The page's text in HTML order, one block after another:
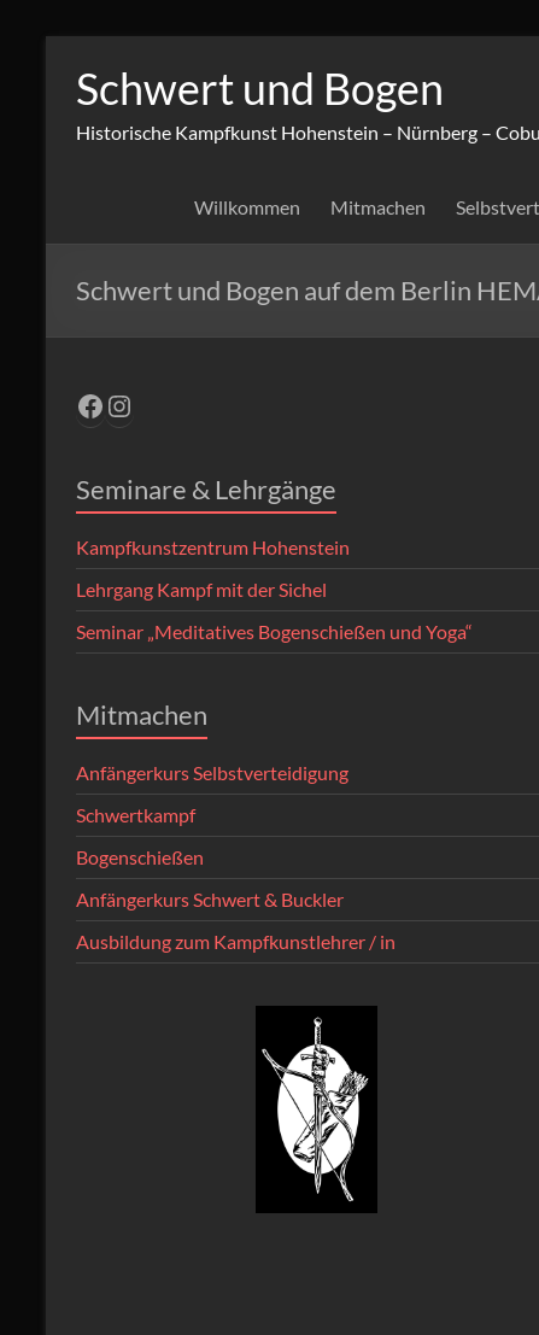
Inhalt
springen
Schwert und Bogen
Historische Kampfkunst Hohenstein – Nürnberg –
Willkommen Mitmachen
Schwert und Bogen auf dem Berlin
Facebook
Instagram
Seminare & Lehrgänge
Kampfkunstzentrum Hohenstein
Lehrgang Kampf mit der Sichel
Seminar „Meditatives Bogenschießen und Yoga“
Mitmachen
Anfängerkurs Selbstverteidigung
Schwertkampf
Bogenschießen
Anfängerkurs Schwert & Buckler
Ausbildung zum Kampfkunstlehrer / in